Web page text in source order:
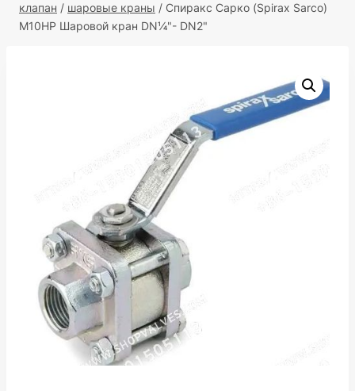
клапан / шаровые краны / Спиракс Сарко (Spirax Sarco)
M10HP Шаровой кран DN¼"- DN2"